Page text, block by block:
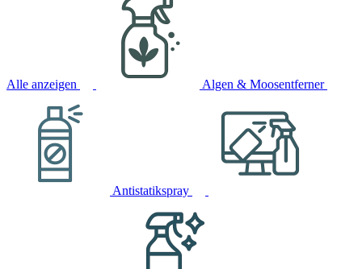
Alle anzeigen Algen & Moosentferner
Antistatikspray